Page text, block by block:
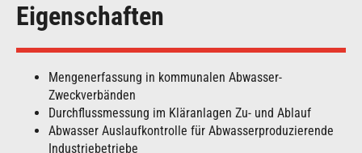
Eigenschaften
Mengenerfassung in kommunalen Abwasser-
Zweckverbänden
Durchflussmessung im Kläranlagen Zu- und Ablauf
Abwasser Auslaufkontrolle für Abwasserproduzierende
Industriebetriebe